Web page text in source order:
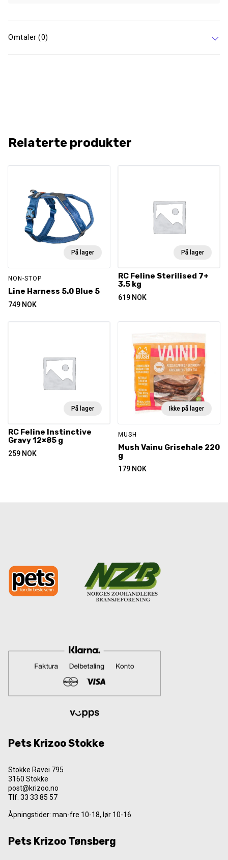
Omtaler (0)
Relaterte produkter
På lager
NON-STOP
Line Harness 5.0 Blue 5
749 NOK
På lager
RC Feline Sterilised 7+
3,5 kg
619 NOK
På lager
RC Feline Instinctive
Gravy 12×85 g
259 NOK
Ikke på lager
MUSH
Mush Vainu Grisehale 220
g
179 NOK
Pets Krizoo Stokke
Stokke Ravei 795
3160 Stokke
post@krizoo.no
Tlf: 33 33 85 57
Åpningstider: man-fre 10-18, lør 10-16
Pets Krizoo Tønsberg